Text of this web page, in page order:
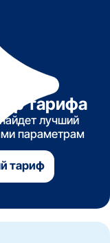
тарифа
лучший
параметрам
тариф